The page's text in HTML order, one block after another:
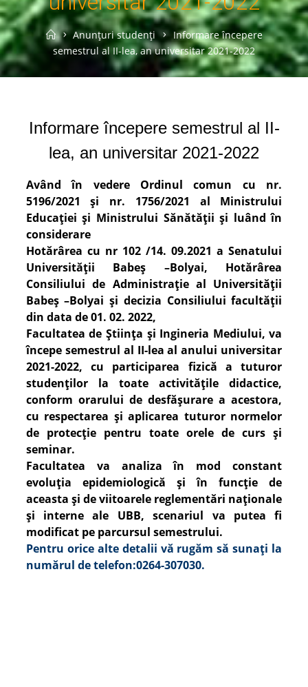
HomeAnunțuri studenți
Informare începere
semestrul al II-lea, an universitar 2021-2022
Informare începere semestrul al II-
lea, an universitar 2021-2022
Având în vedere Ordinul comun cu nr.
5196/2021 și nr. 1756/2021 al Ministrului
Educației și Ministrului Sănătății și luând în
considerare
Hotărârea cu nr 102 /14. 09.2021 a Senatului
Universității Babeș –Bolyai, Hotărârea
Consiliului de Administrație al Universității
Babeș –Bolyai și decizia Consiliului facultății
din data de 01. 02. 2022,
Facultatea de Știința și Ingineria Mediului, va
începe semestrul al II-lea al anului universitar
2021-2022, cu participarea fizică a tuturor
studenților la toate activitățile didactice,
conform orarului de desfășurare a acestora,
cu respectarea și aplicarea tuturor normelor
de protecție pentru toate orele de curs și
seminar.
Facultatea va analiza în mod constant
evoluția epidemiologică și în funcție de
aceasta și de viitoarele reglementări naționale
și interne ale UBB, scenariul va putea fi
modificat pe parcursul semestrului.
Pentru orice alte detalii vă rugăm să sunați la
numărul de telefon:0264-307030.